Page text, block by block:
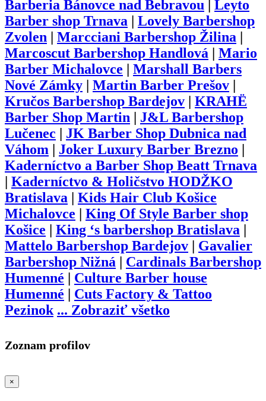
Barberia Bánovce nad Bebravou
Leyto
Barber shop Trnava
Lovely Barbershop
Zvolen
Marcciani Barbershop Žilina
Marcoscut Barbershop Handlová
Mario
Barber Michalovce
Marshall Barbers
Nové Zámky
Martin Barber Prešov
Kručos Barbershop Bardejov
KRAHË
Barber Shop Martin
J&L Barbershop
Lučenec
JK Barber Shop Dubnica nad
Váhom
Joker Luxury Barber Brezno
Kaderníctvo a Barber Shop Beatt Trnava
Kaderníctvo & Holičstvo HODŽKO
Bratislava
Kids Hair Club Košice
Michalovce
King Of Style Barber shop
Košice
King ‘s barbershop Bratislava
Mattelo Barbershop Bardejov
Gavalier
Barbershop Nižná
Cardinals Barbershop
Humenné
Culture Barber house
Humenné
Cuts Factory & Tattoo
Pezinok ... Zobraziť všetko
Zoznam profilov
×